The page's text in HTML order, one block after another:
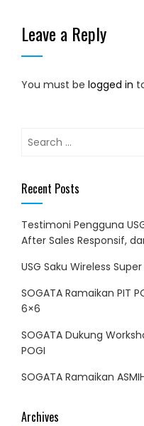
Leave a Reply
You must be logged in
for:
Recent Posts
Testimoni Pengguna
After Sales Responsif,
USG Saku Wireless
SOGATA Ramaikan PIT
6×6
SOGATA Dukung
POGI
SOGATA Ramaikan
Archives